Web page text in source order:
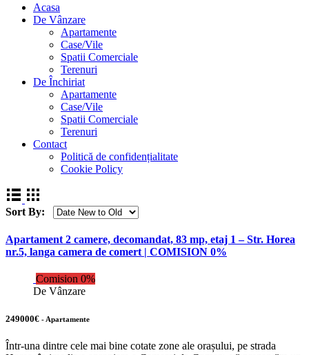
Acasa
De Vânzare
Apartamente
Case/Vile
Spatii Comerciale
Terenuri
De Închiriat
Apartamente
Case/Vile
Spatii Comerciale
Terenuri
Contact
Politică de confidențialitate
Cookie Policy
Sort By:
Apartament 2 camere, decomandat, 83 mp, etaj 1 – Str. Horea
nr.5, langa camera de comert | COMISION 0%
Comision 0%
De Vânzare
249000€ - Apartamente
Într-una dintre cele mai bine cotate zone ale orașului, pe strada